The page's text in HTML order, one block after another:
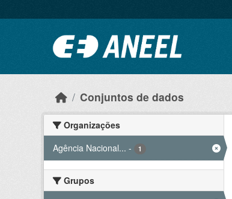
Conjuntos de dados
Organizações
Agência Nacional... - 1
Grupos